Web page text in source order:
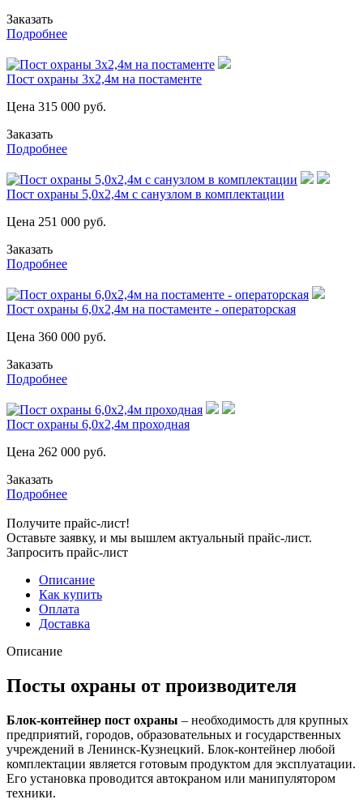
Заказать
Подробнее
Пост охраны 3х2,4м на постаменте
Цена 315 000 руб.
Заказать
Подробнее
Пост охраны 5,0х2,4м с санузлом в комплектации
Цена 251 000 руб.
Заказать
Подробнее
Пост охраны 6,0х2,4м на постаменте - операторская
Цена 360 000 руб.
Заказать
Подробнее
Пост охраны 6,0х2,4м проходная
Цена 262 000 руб.
Заказать
Подробнее
Получите прайс-лист!
Оставьте заявку, и мы вышлем актуальный прайс-лист.
Запросить прайс-лист
Описание
Как купить
Оплата
Доставка
Описание
Посты охраны от производителя
Блок-контейнер пост охраны – необходимость для крупных
предприятий, городов, образовательных и государственных
учреждений в Ленинск-Кузнецкий. Блок-контейнер любой
комплектации является готовым продуктом для эксплуатации.
Его установка проводится автокраном или манипулятором
техники.